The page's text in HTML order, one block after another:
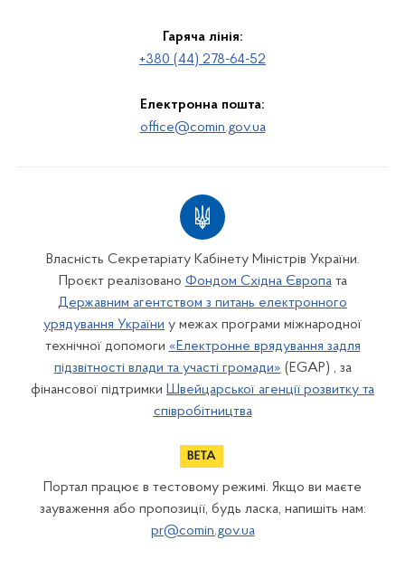
Гаряча лінія:
+380 (44) 278-64-52
Електронна пошта:
office@comin.gov.ua
Власність Секретаріату Кабінету Міністрів України.
Проєкт реалізовано Фондом Східна Європата
Державним агентством з питань електронного
урядування України у межах програми міжнародної
технічної допомоги «Електронне врядування задля
підзвітності влади та участі громади» (EGAP) , за
фінансової підтримки Швейцарської агенції розвитку та
співробітництва
Портал працює в тестовому режимі. Якщо ви маєте
зауваження або пропозиції, будь ласка, напишіть нам:
pr@comin.gov.ua